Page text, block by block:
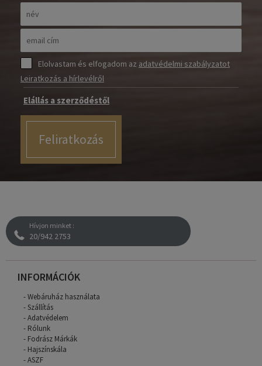
Elolvastam és elfogadom az adatvédelmi szabályzatot
Leiratkozás a hírlevélről
Elállás a szerződéstől
Feliratkozás
Hívjon minket :
20/942 2753
INFORMÁCIÓK
Webáruház használata
Szállítás
Adatvédelem
Rólunk
Fodrász Márkák
Hajszínskála
ASZF